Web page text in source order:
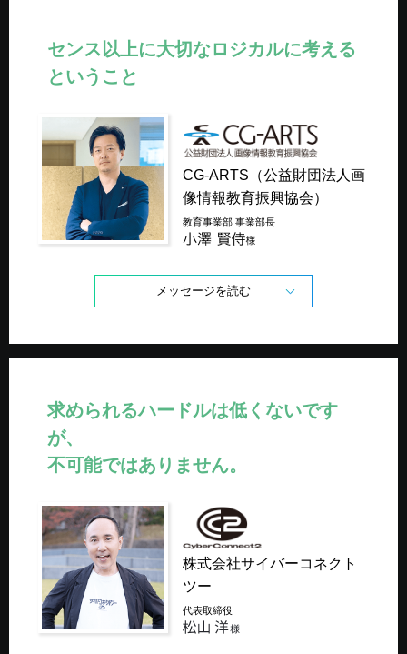
センス以上に大切なロジカルに考える
ということ
CG-ARTS（公益財団法人画
像情報教育振興協会）
教育事業部 事業部長
メッセージを読む
求められるハードルは低くないです
が、
不可能ではありません。
株式会社サイバーコネクト
ツー
代表取締役